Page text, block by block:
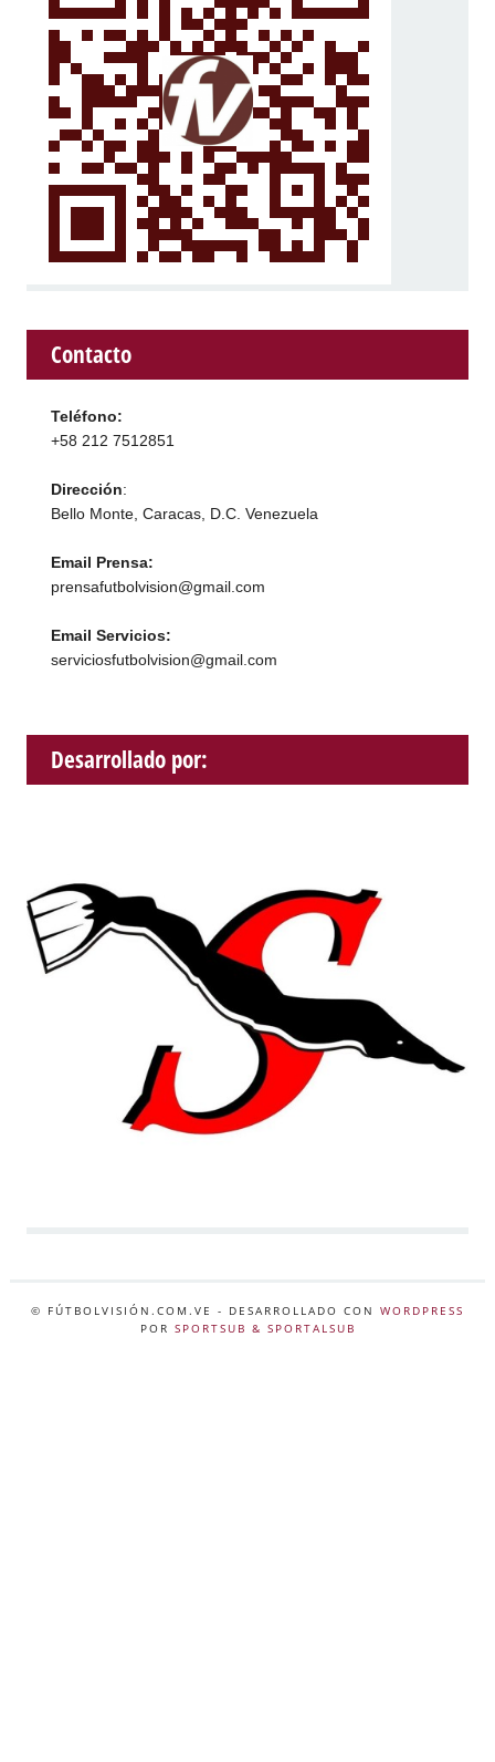
Contacto
Teléfono:
+58 212 7512851
Dirección:
Bello Monte, Caracas, D.C. Venezuela
Email Prensa:
prensafutbolvision@gmail.com
Email Servicios:
serviciosfutbolvision@gmail.com
Desarrollado por:
© FÚTBOLVISIÓN.COM.VE - DESARROLLADO CON WORDPRESS
POR SPORTSUB & SPORTALSUB